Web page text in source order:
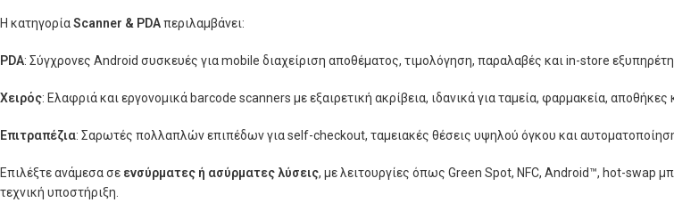
Η κατηγορίαScanner & PDAπεριλαμβάνει:
PDA: Σύγχρονες Android συσκευές για mobile διαχείριση αποθέματος, τιμολόγηση, παραλαβές και in-store
Χειρός: Ελαφριά και εργονομικά barcode scanners με εξαιρετική ακρίβεια, ιδανικά για ταμεία, φαρμακεία, αποθήκες
Επιτραπέζια: Σαρωτές πολλαπλών επιπέδων για self-checkout, ταμειακές θέσεις υψηλού όγκου και
Επιλέξτε ανάμεσα σε ενσύρματες ή ασύρματες λύσεις, με λειτουργίες όπως Green Spot, NFC, Android™, hot-swap
τεχνική υποστήριξη.